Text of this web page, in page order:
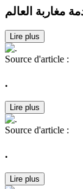
مغاربة العالم
Lire plus
Source d'article :
.
Lire plus
Source d'article :
.
Lire plus